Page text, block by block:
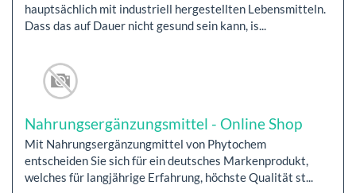
hauptsächlich mit industriell hergestellten Lebensmitteln.
Dass das auf Dauer nicht gesund sein kann, is...
Nahrungsergänzungsmittel - Online Shop
Mit Nahrungsergänzungmittel von Phytochem
entscheiden Sie sich für ein deutsches Markenprodukt,
welches für langjährige Erfahrung, höchste Qualität st...